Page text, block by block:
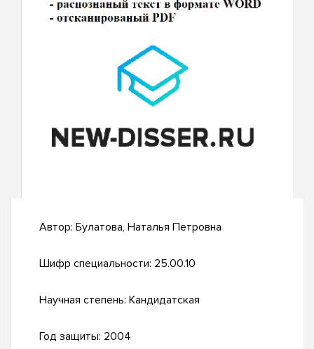
Автор: Булатова, Наталья Петровна
Шифр специальности: 25.00.10
Научная степень: Кандидатская
Год защиты: 2004